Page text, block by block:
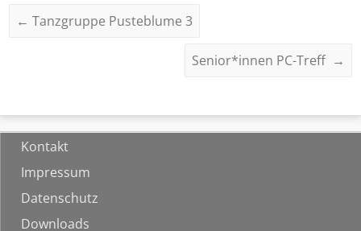
← Tanzgruppe Pusteblume 3
Senior*innen PC-Treff →
Kontakt
Impressum
Datenschutz
Downloads